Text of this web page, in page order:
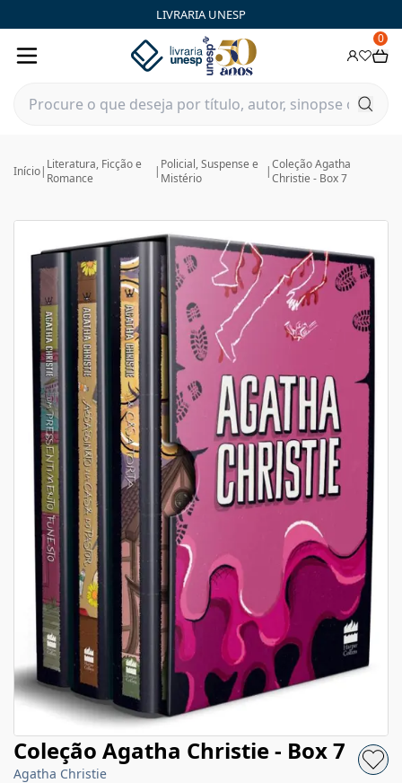
LIVRARIA UNESP
0
Início| Literatura, Ficção e
Romance
| Policial, Suspense e
Mistério
|Coleção Agatha
Christie - Box 7
Coleção Agatha Christie - Box 7
Agatha Christie